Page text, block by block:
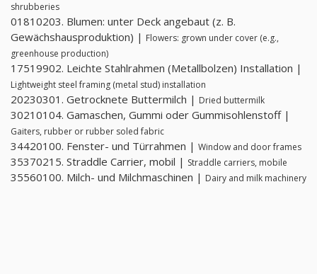
shrubberies
01810203. Blumen: unter Deck angebaut (z. B.
Gewächshausproduktion) | Flowers: grown under cover (e.g.,
greenhouse production)
17519902. Leichte Stahlrahmen (Metallbolzen) Installation |
Lightweight steel framing (metal stud) installation
20230301. Getrocknete Buttermilch | Dried buttermilk
30210104. Gamaschen, Gummi oder Gummisohlenstoff |
Gaiters, rubber or rubber soled fabric
34420100. Fenster- und Türrahmen | Window and door frames
35370215. Straddle Carrier, mobil | Straddle carriers, mobile
35560100. Milch- und Milchmaschinen | Dairy and milk machinery